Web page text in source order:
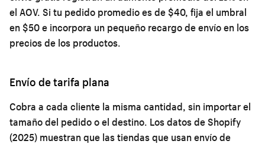
el AOV. Si tu pedido promedio es de $40, fija el umbral
en $50 e incorpora un pequeño recargo de envío en los
precios de los productos.
Envío de tarifa plana
Cobra a cada cliente la misma cantidad, sin importar el
tamaño del pedido o el destino. Los datos de Shopify
(2025) muestran que las tiendas que usan envío de